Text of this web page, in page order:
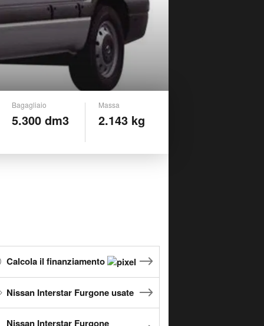
Bagagliaio
5.300 dm3
Massa
2.143 kg
Calcola il finanziamento
Nissan Interstar Furgone usate
Nissan Interstar Furgone